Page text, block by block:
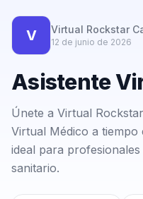
Calculadora Freelance
V Virtual Rockstar
12 de junio de 2026
Asistente
Únete a Virtual
Virtual Médico a
ideal para
sanitario.